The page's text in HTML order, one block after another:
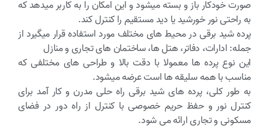
صورت خودکار باز و بسته میشود و این امکان را به کاربر میدهد که
به راحتی نور خورشید یا دید مستقیم را کنترل کند.
پرده شید برقی در محیط های مختلف مورد استفاده قرار میگیرد از
جمله: ادارات، دفاتر، هتل ها، ساختمان های تجاری و منازل
این نوع پرده ها معمولا با دقت بالا و طراحی های مختلفی که
مناسب با همه سلیقه ها است عرضه میشود.
به طور کلی، پرده های شید برقی راه حلی مدرن و کار آمد برای
کنترل نور و حفظ حریم خصوصی با کنترل از راه دور در فضای
مسکونی و تجاری ارائه می شود.